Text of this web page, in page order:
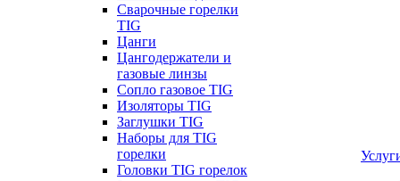
Сварочные горелки
TIG
Цанги
Цангодержатели и
газовые линзы
Сопло газовое TIG
Изоляторы TIG
Заглушки TIG
Наборы для TIG
горелки
Головки TIG горелок